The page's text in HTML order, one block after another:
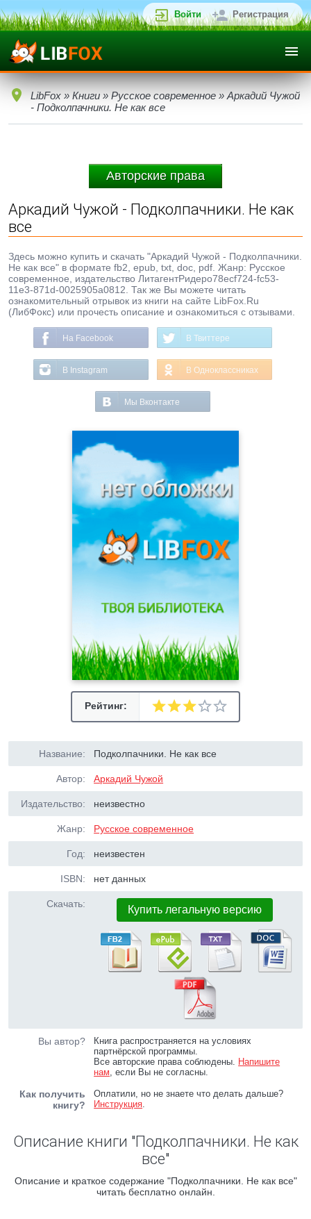
Войти Регистрация
LibFox » Книги » Русское современное » Аркадий Чужой
- Подколпачники. Не как все
Авторские права
Аркадий Чужой - Подколпачники. Не как
все
Здесь можно купить и скачать "Аркадий Чужой - Подколпачники.
Не как все" в формате fb2, epub, txt, doc, pdf. Жанр: Русское
современное, издательство ЛитагентРидеро78ecf724-fc53-
11e3-871d-0025905a0812. Так же Вы можете читать
ознакомительный отрывок из книги на сайте LibFox.Ru
(ЛибФокс) или прочесть описание и ознакомиться с отзывами.
На Facebook В Твиттере
В Instagram В Одноклассниках
Мы Вконтакте
Рейтинг:
Название: Подколпачники. Не как все
Автор: Аркадий Чужой
Издательство: неизвестно
Жанр: Русское современное
Год: неизвестен
ISBN: нет данных
Скачать: Купить легальную версию
Вы автор?
Книга распространяется на условиях
партнёрской программы.
Все авторские права соблюдены. Напишите
нам, если Вы не согласны.
Как получить
книгу?
Оплатили, но не знаете что делать дальше?
Инструкция.
Описание книги "Подколпачники. Не как
все"
Описание и краткое содержание "Подколпачники. Не как все"
читать бесплатно онлайн.